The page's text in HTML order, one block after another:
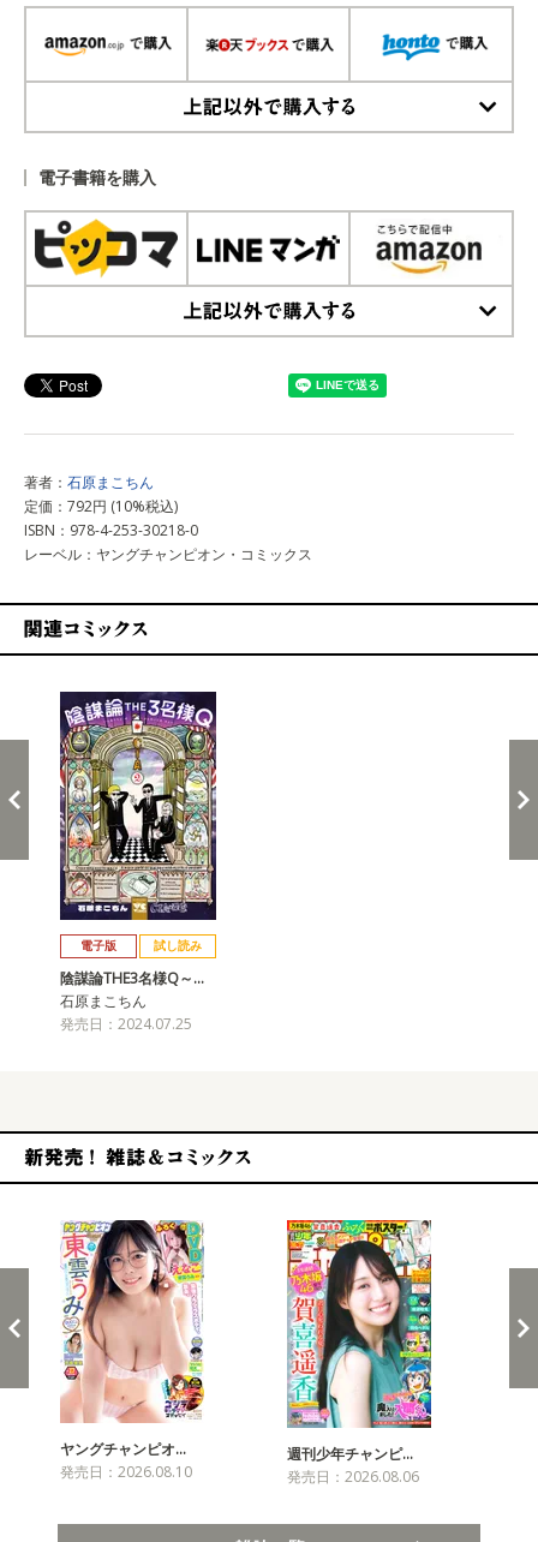
電子書籍を購入
著者： 石原まこちん
定価：792円 (10%税込)
ISBN：978-4-253-30218-0
レーベル：ヤングチャンピオン・コミックス
電子版 試し読み
陰謀論THE3名様Q～…
石原まこちん
発売日：2024.07.25
ヤングチャンピオ…
発売日：2026.08.10
週刊少年チャンピ…
発売日：2026.08.06